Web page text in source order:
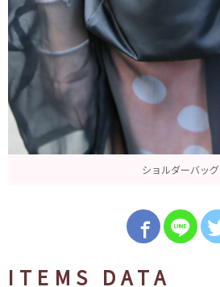
ショルダーバッグ
ITEMS DATA